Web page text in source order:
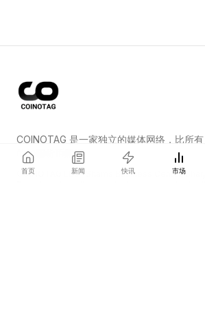
首页 新闻 快讯 市场
COINOTAG 是一家独立的媒体网络，比所
的加密货币新闻。
COINOTAG LLC · Shams Business Center,